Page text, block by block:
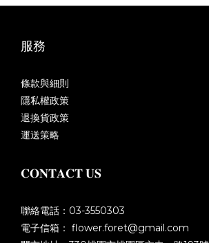
服務
條款與細則
隱私權政策
退換貨政策
運送策略
𝐂𝐎𝐍𝐓𝐀𝐂𝐓 𝐔𝐒
聯絡電話：03-3550303
電子信箱： flower.foret@gmail.com